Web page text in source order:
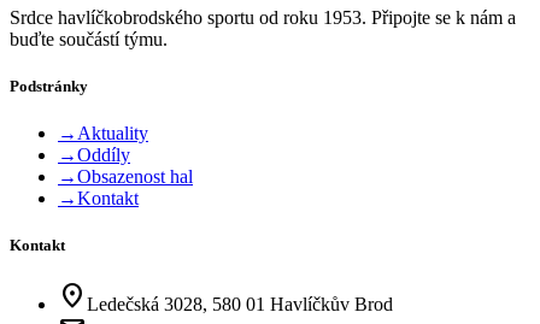
Srdce havlíčkobrodského sportu od roku 1953. Připojte se k nám a
buďte součástí týmu.
Podstránky
→ Aktuality
→Oddíly
→Obsazenost hal
→Kontakt
Kontakt
location_on Ledečská 3028, 580 01 Havlíčkův Brod